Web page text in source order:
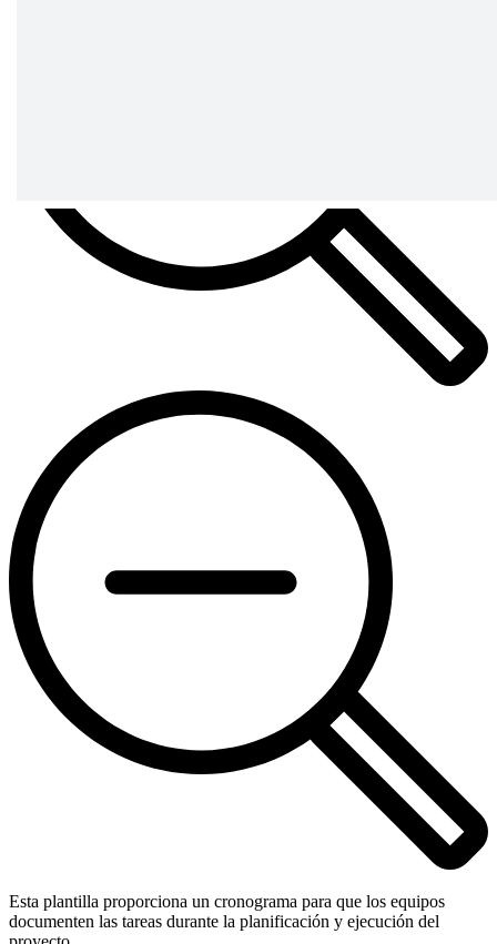
Esta plantilla proporciona un cronograma para que los equipos
documenten las tareas durante la planificación y ejecución del